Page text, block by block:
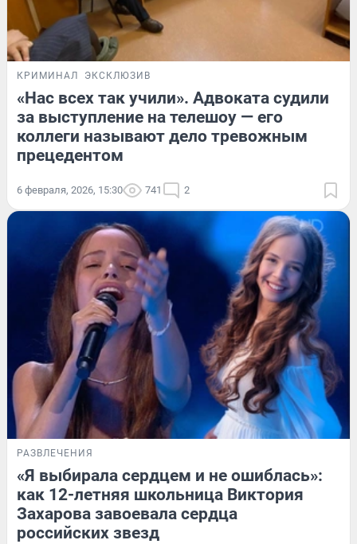
КРИМИНАЛ ЭКСКЛЮЗИВ
«Нас всех так учили». Адвоката судили
за выступление на телешоу — его
коллеги называют дело тревожным
прецедентом
6 февраля, 2026, 15:30 741 2
РАЗВЛЕЧЕНИЯ
«Я выбирала сердцем и не ошиблась»:
как 12-летняя школьница Виктория
Захарова завоевала сердца
российских звезд